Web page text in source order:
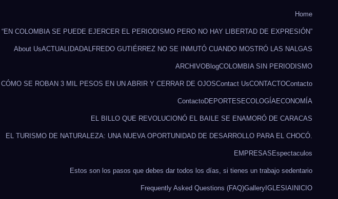
Home
“EN COLOMBIA SE PUEDE EJERCER EL PERIODISMO PERO NO HAY LIBERTAD DE EXPRESIÓN”
About UsACTUALIDADALFREDO GUTIÉRREZ NO SE INMUTÓ CUANDO MOSTRÓ LAS NALGAS
ARCHIVOBlogCOLOMBIA SIN PERIODISMO
CÓMO SE ROBAN 3 MIL PESOS EN UN ABRIR Y CERRAR DE OJOSContact UsCONTACTOContacto
ContactoDEPORTES ECOLOGÍAECONOMÍA
EL BILLO QUE REVOLUCIONÓ EL BAILE SE ENAMORÓ DE CARACAS
EL TURISMO DE NATURALEZA: UNA NUEVA OPORTUNIDAD DE DESARROLLO PARA EL CHOCÓ.
EMPRESAS Espectaculos
Estos son los pasos que debes dar todos los días, si tienes un trabajo sedentario
Frequently Asked Questions (FAQ)Gallery IGLESIA INICIO